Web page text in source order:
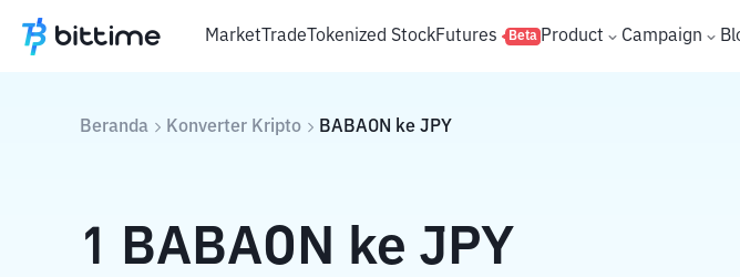
MarketTradeTokenized StockFutures Beta Product Campaign
Beranda Konverter Kripto BABAON ke JPY
1 BABAON ke JPY